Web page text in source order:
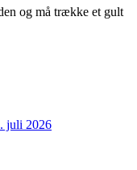
og må trække et gult
juli 2026